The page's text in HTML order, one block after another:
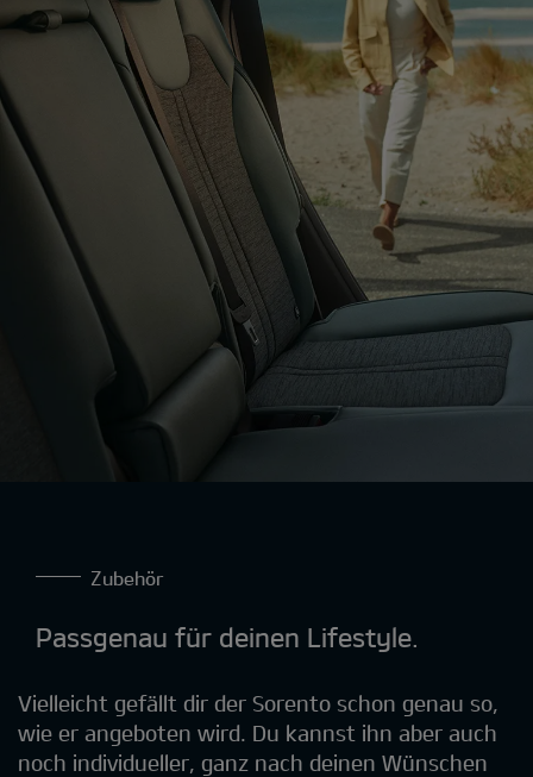
Zubehör
Passgenau für deinen Lifestyle.
Vielleicht gefällt dir der Sorento schon genau so,
wie er angeboten wird. Du kannst ihn aber auch
noch individueller, ganz nach deinen Wünschen